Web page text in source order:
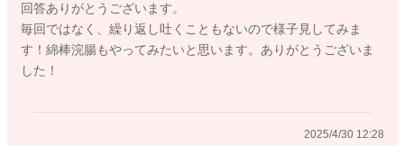
よかったら参考になさってみてください。
どうぞよろしくお願いします。
2025/4/30 10:58
回答ありがとうございます。
毎回ではなく、繰り返し吐くこともないので様子見してみま
す！綿棒浣腸もやってみたいと思います。ありがとうございま
した！
2025/4/30 12:28